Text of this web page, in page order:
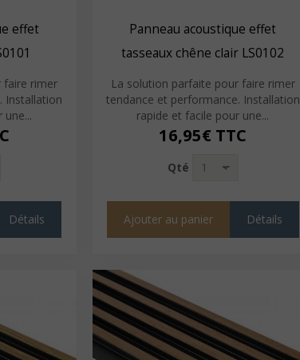
effet
faire rimer
Installation
Détails
Panneau acoustique effet
tasseaux chêne clair LS0102
La solution parfaite pour faire rimer
tendance et performance. Installation
rapide et facile pour une...
16,95€ TTC
Qté
Ajouter au panier Détails